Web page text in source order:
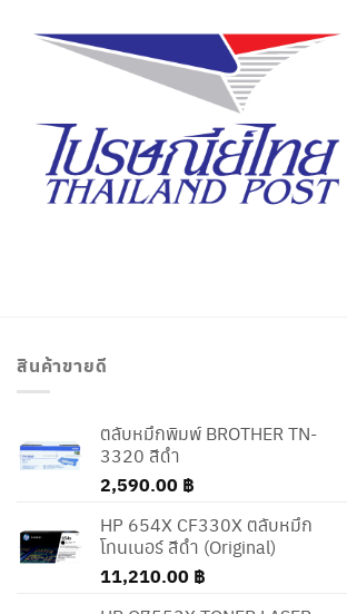
สินค้าขายดี
ตลับหมึกพิมพ์ BROTHER TN-
3320 สีดำ
2,590.00 ฿
HP 654X CF330X ตลับหมึก
โทนเนอร์ สีดำ (Original)
11,210.00 ฿